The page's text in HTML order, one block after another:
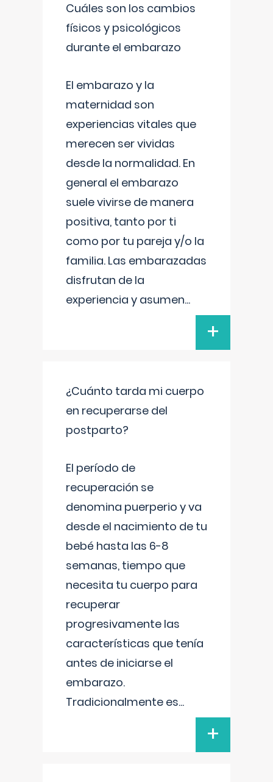
Cuáles son los cambios
físicos y psicológicos
durante el embarazo
El embarazo y la
maternidad son
experiencias vitales que
merecen ser vividas
desde la normalidad. En
general el embarazo
suele vivirse de manera
positiva, tanto por ti
como por tu pareja y/o la
familia. Las embarazadas
disfrutan de la
experiencia y asumen...
+
¿Cuánto tarda mi cuerpo
en recuperarse del
postparto?
El período de
recuperación se
denomina puerperio y va
desde el nacimiento de tu
bebé hasta las 6-8
semanas, tiempo que
necesita tu cuerpo para
recuperar
progresivamente las
características que tenía
antes de iniciarse el
embarazo.
Tradicionalmente es...
+